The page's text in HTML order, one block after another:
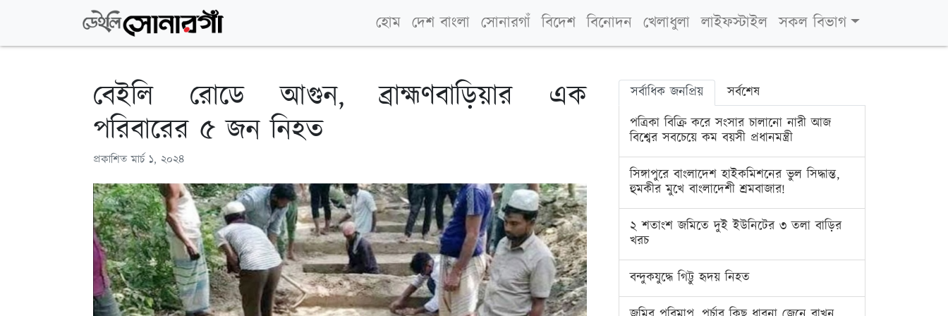
হোম দেশ বাংলা সোনারগাঁ বিদেশ বিনোদন খেলাধুলা লাইফস্টাইল সকল বিভাগ
বেইলি রোডে আগুন, ব্রাহ্মণবাড়িয়ার এক
পরিবারের ৫ জন নিহত
প্রকাশিতমার্চ ১, ২০২৪
সর্বাধিক জনপ্রিয়
সর্বশেষ
পত্রিকা বিক্রি করে সংসার চালানো নারী আজ
বিশ্বের সবচেয়ে কম বয়সী প্রধানমন্ত্রী
সিঙ্গাপুরে বাংলাদেশ হাইকমিশনের ভুল সিদ্ধান্ত,
হুমকীর মুখে বাংলাদেশী শ্রমবাজার!
২ শতাংশ জমিতে দুই ইউনিটের ৩ তলা বাড়ির
খরচ
বন্দুকযুদ্ধে গিট্টু হৃদয় নিহত